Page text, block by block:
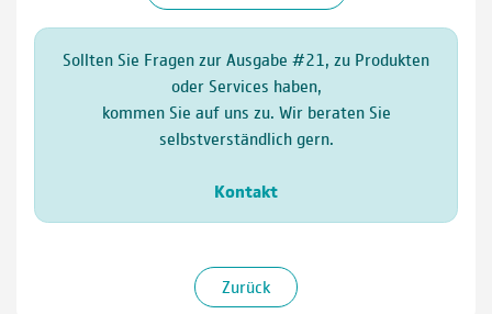
Sollten Sie Fragen zur Ausgabe #21, zu Produkten
oder Services haben,
kommen Sie auf uns zu. Wir beraten Sie
selbstverständlich gern.
Kontakt
Zurück